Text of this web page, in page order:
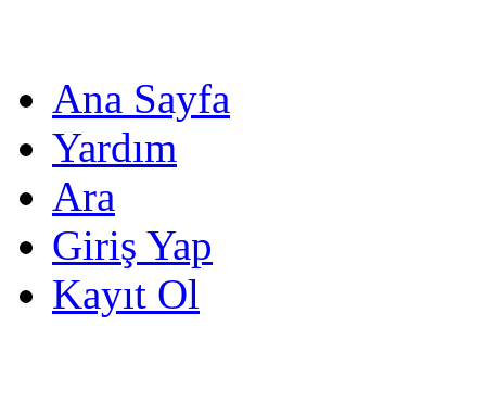
Ana Sayfa
Yardım
Ara
Giriş Yap
Kayıt Ol